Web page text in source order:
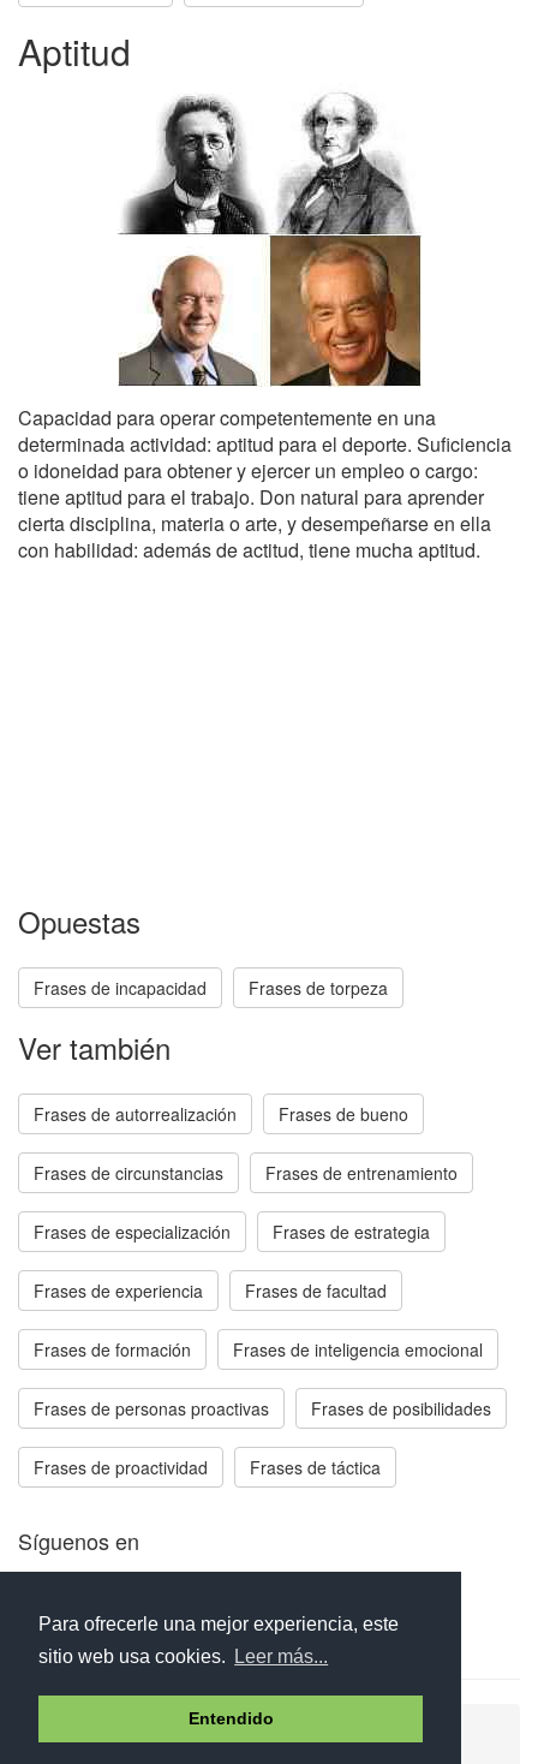
Para ofrecerle una mejor experiencia, este
sitio web usa cookies.
Leer más...
Entendido
Aptitud
Capacidad para operar competentemente en una
determinada actividad: aptitud para el deporte. Suficiencia
o idoneidad para obtener y ejercer un empleo o cargo:
tiene aptitud para el trabajo. Don natural para aprender
cierta disciplina, materia o arte, y desempeñarse en ella
con habilidad: además de actitud, tiene mucha aptitud.
Opuestas
Frases de incapacidad Frases de torpeza
Ver también
Frases de autorrealización Frases de bueno
Frases de circunstancias Frases de entrenamiento
Frases de especialización Frases de estrategia
Frases de experiencia Frases de facultad
Frases de formación Frases de inteligencia emocional
Frases de personas proactivas Frases de posibilidades
Frases de proactividad Frases de táctica
Síguenos en
Aviso legal